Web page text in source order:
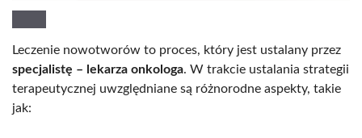
Leczenie nowotworów to proces, który jest ustalany przez
specjalistę – lekarza onkologa. W trakcie ustalania strategii
terapeutycznej uwzględniane są różnorodne aspekty, takie
jak: